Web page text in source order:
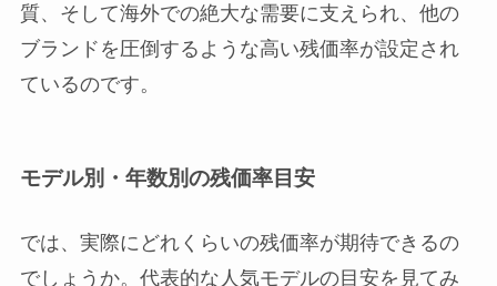
質、そして海外での絶大な需要に支えられ、他の
ブランドを圧倒するような高い残価率が設定され
ているのです。
モデル別・年数別の残価率目安
では、実際にどれくらいの残価率が期待できるの
でしょうか。代表的な人気モデルの目安を見てみ